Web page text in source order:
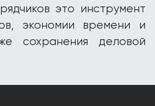
это инструмент
экономии времени и
сохранения деловой